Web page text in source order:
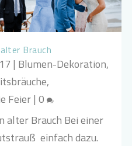
Brauch
| Blumen-Dekoration,
,
Feier|0
Brauch Bei einer
einfach dazu.